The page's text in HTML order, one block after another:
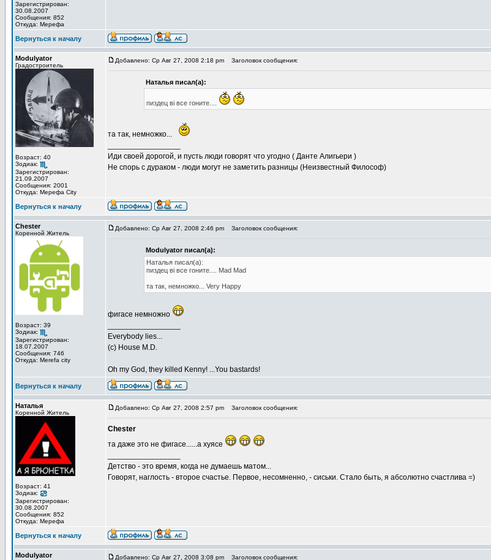
Зарегистрирован:
30.08.2007
Сообщения: 852
Откуда: Мерефа
Вернуться к началу
Modulyator
Градостроитель
Возраст: 40
Зодиак:
Зарегистрирован:
21.09.2007
Сообщения: 2001
Откуда: Мерефа City
Добавлено: Ср Авг 27, 2008 2:18 pm Заголовок сообщения:
Наталья писал(а):
пиздец ві все гоните....
та так, немножко...
Иди своей дорогой, и пусть люди говорят что угодно ( Данте Алигьери )
Не спорь с дураком - люди могут не заметить разницы (Неизвестный Философ)
Вернуться к началу
Chester
Коренной Житель
Возраст: 39
Зодиак:
Зарегистрирован:
18.07.2007
Сообщения: 746
Откуда: Merefa city
Добавлено: Ср Авг 27, 2008 2:46 pm Заголовок сообщения:
Modulyator писал(а):
Наталья писал(а):
пиздец ві все гоните.... Mad Mad
та так, немножко... Very Happy
фигасе немножно
Everybody lies...
(с) House M.D.
Oh my God, they killed Kenny! ...You bastards!
Вернуться к началу
Наталья
Коренной Житель
Возраст: 41
Зодиак:
Зарегистрирован:
30.08.2007
Сообщения: 852
Откуда: Мерефа
Добавлено: Ср Авг 27, 2008 2:57 pm Заголовок сообщения:
Chester
та даже это не фигасе......а хуясе
Детство - это время, когда не думаешь матом...
Говорят, наглость - второе счастье. Первое, несомненно, - сиськи. Стало быть, я абсолютно счастлива =)
Вернуться к началу
Modulyator Добавлено: Ср Авг 27, 2008 3:08 pm Заголовок сообщения: